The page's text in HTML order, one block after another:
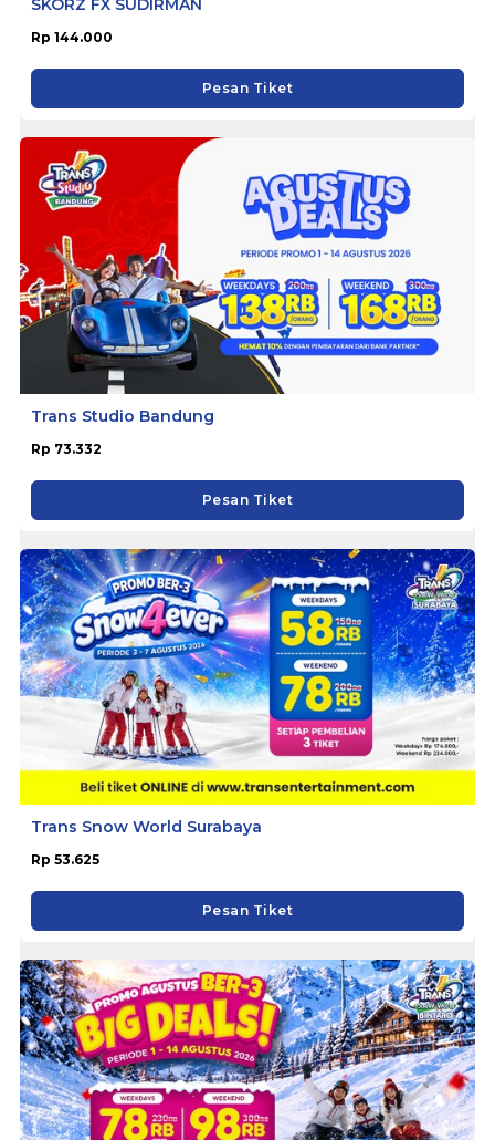
SKORZ FX SUDIRMAN
Rp 144.000
Pesan Tiket
Trans Studio Bandung
Rp 73.332
Pesan Tiket
Trans Snow World Surabaya
Rp 53.625
Pesan Tiket